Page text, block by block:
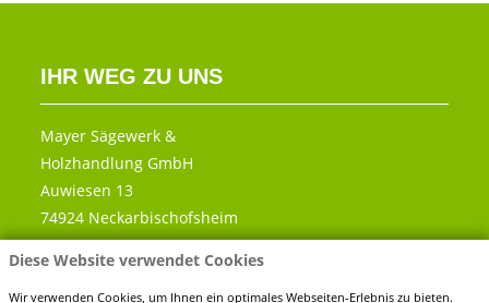
Diese Website verwendet Cookies
Wir verwenden Cookies, um Ihnen ein optimales Webseiten-Erlebnis zu bieten.
IHR WEG ZU UNS
Mayer Sägewerk &
Holzhandlung GmbH
Auwiesen 13
74924 Neckarbischofsheim
Telefon:0 72 63 - 91 89 60